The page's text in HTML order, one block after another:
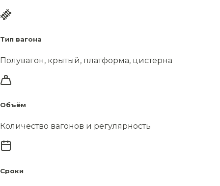
Тип вагона
Полувагон, крытый, платформа, цистерна
Объём
Количество вагонов и регулярность
Сроки